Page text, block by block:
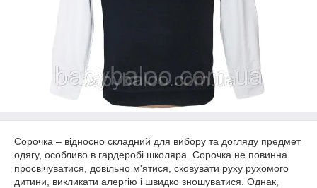
Сорочка – відносно складний для вибору та догляду предмет
одягу, особливо в гардеробі школяра. Сорочка не повинна
просвічуватися, довільно м'ятися, сковувати руху рухомого
дитини, викликати алергію і швидко зношуватися. Однак,